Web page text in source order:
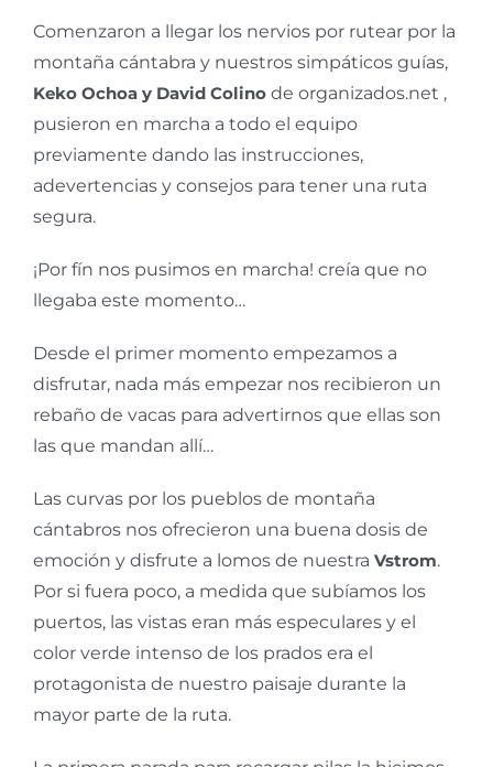
Comenzaron a llegar los nervios por rutear por la
montaña cántabra y nuestros simpáticos guías,
Keko Ochoa y David Colino de organizados.net ,
pusieron en marcha a todo el equipo
previamente dando las instrucciones,
adevertencias y consejos para tener una ruta
segura.
¡Por fín nos pusimos en marcha! creía que no
llegaba este momento…
Desde el primer momento empezamos a
disfrutar, nada más empezar nos recibieron un
rebaño de vacas para advertirnos que ellas son
las que mandan allí…
Las curvas por los pueblos de montaña
cántabros nos ofrecieron una buena dosis de
emoción y disfrute a lomos de nuestra Vstrom.
Por si fuera poco, a medida que subíamos los
puertos, las vistas eran más especulares y el
color verde intenso de los prados era el
protagonista de nuestro paisaje durante la
mayor parte de la ruta.